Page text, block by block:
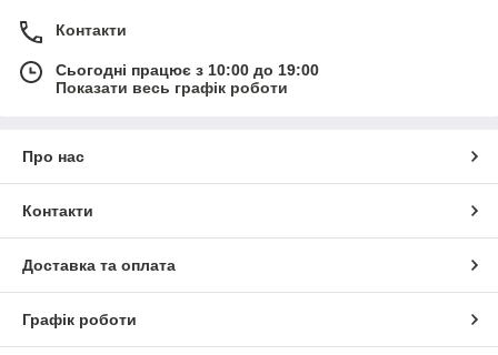
Контакти
Сьогодні працює з 10:00 до 19:00
Показати весь графік роботи
Про нас
Контакти
Доставка та оплата
Графік роботи